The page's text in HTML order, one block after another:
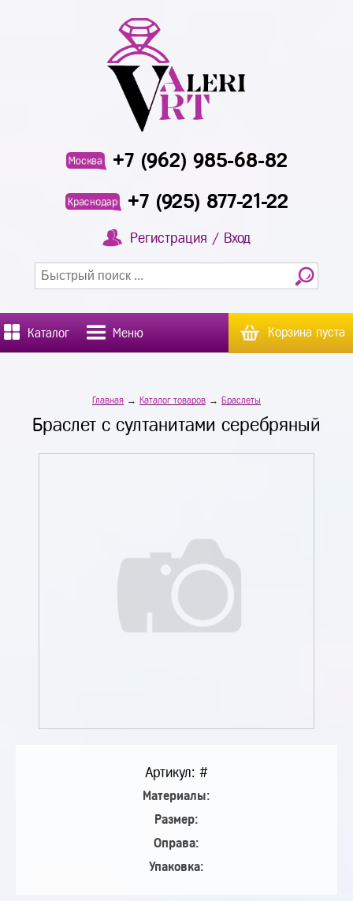
Москва +7 (962) 985-68-82
Краснодар +7 (925) 877-21-22
Регистрация / Вход
Каталог Меню Корзина пуста
Главная → Каталог товаров → Браслеты
Браслет с султанитами серебряный
Артикул: #
Материалы:
Размер:
Оправа:
Упаковка: